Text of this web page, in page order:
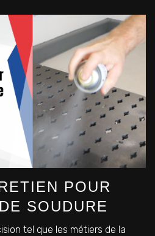
POUR
SOUDURE
tel que les métiers de la